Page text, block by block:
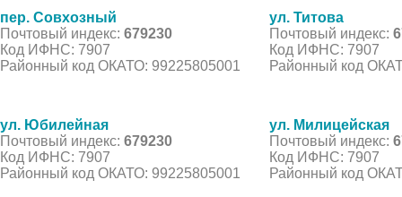
пер. Совхозный
Почтовый индекс: 679230
Код ИФНС: 7907
Районный код ОКАТО: 99225805001
ул. Титова
Почтовый индекс:
Код ИФНС: 7907
Районный код
ул. Юбилейная
Почтовый индекс: 679230
Код ИФНС: 7907
Районный код ОКАТО: 99225805001
ул. Милицейская
Почтовый индекс:
Код ИФНС: 7907
Районный код